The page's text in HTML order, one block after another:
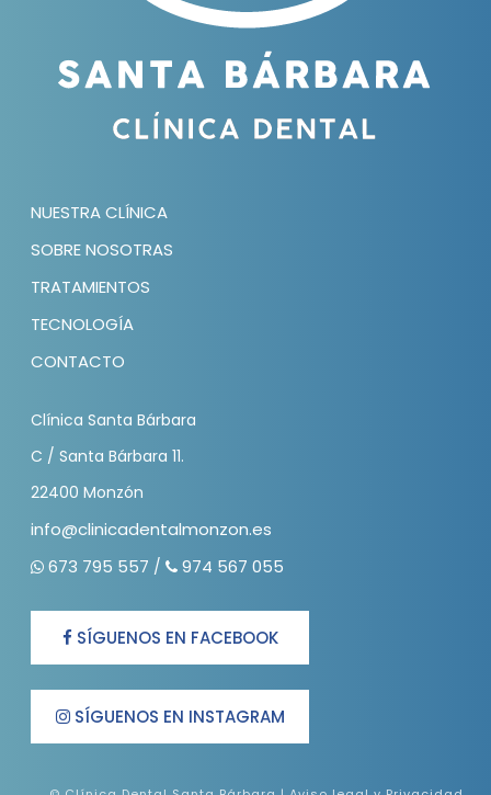
NUESTRA CLÍNICA
SOBRE NOSOTRAS
TRATAMIENTOS
TECNOLOGÍA
CONTACTO
Clínica Santa Bárbara
C / Santa Bárbara 11.
22400 Monzón
info@clinicadentalmonzon.es
673 795 557 / 974 567 055
SÍGUENOS EN FACEBOOK
SÍGUENOS EN INSTAGRAM